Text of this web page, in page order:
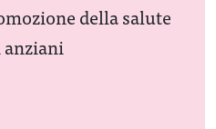
della salute
anziani